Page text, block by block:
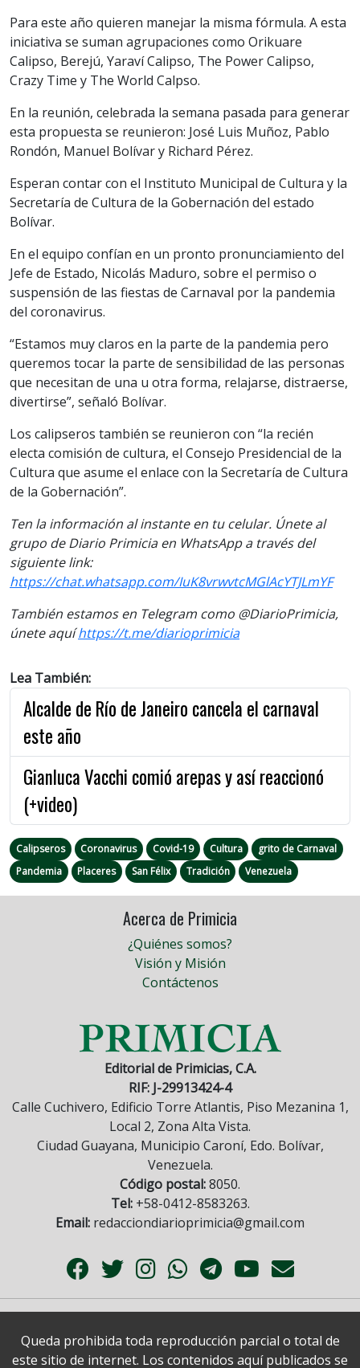
Para este año quieren manejar la misma fórmula. A esta
iniciativa se suman agrupaciones como Orikuare
Calipso, Berejú, Yaraví Calipso, The Power Calipso,
Crazy Time y The World Calpso.
En la reunión, celebrada la semana pasada para generar
esta propuesta se reunieron: José Luis Muñoz, Pablo
Rondón, Manuel Bolívar y Richard Pérez.
Esperan contar con el Instituto Municipal de Cultura y la
Secretaría de Cultura de la Gobernación del estado
Bolívar.
En el equipo confían en un pronto pronunciamiento del
Jefe de Estado, Nicolás Maduro, sobre el permiso o
suspensión de las fiestas de Carnaval por la pandemia
del coronavirus.
“Estamos muy claros en la parte de la pandemia pero
queremos tocar la parte de sensibilidad de las personas
que necesitan de una u otra forma, relajarse, distraerse,
divertirse”, señaló Bolívar.
Los calipseros también se reunieron con “la recién
electa comisión de cultura, el Consejo Presidencial de la
Cultura que asume el enlace con la Secretaría de Cultura
de la Gobernación”.
Ten la información al instante en tu celular. Únete al
grupo de Diario Primicia en WhatsApp a través del
siguiente link:
https://chat.whatsapp.com/IuK8vrwvtcMGlAcYTJLmYF
También estamos en Telegram como @DiarioPrimicia,
únete aquíhttps://t.me/diarioprimicia
Lea También:
Alcalde de Río de Janeiro cancela el carnaval
este año
Gianluca Vacchi comió arepas y así reaccionó
(+video)
Calipseros Coronavirus Covid-19 Cultura
grito de Carnaval
Pandemia
Placeres San Félix Tradición Venezuela
Acerca de Primicia
¿Quiénes somos?
Visión y Misión
Contáctenos
Editorial de Primicias, C.A.
RIF: J-29913424-4
Calle Cuchivero, Edificio Torre Atlantis, Piso Mezanina 1,
Local 2, Zona Alta Vista.
Ciudad Guayana, Municipio Caroní, Edo. Bolívar,
Venezuela.
Código postal:8050.
Tel:+58-0412-8583263.
Email: redacciondiarioprimicia@gmail.com
Queda prohibida toda reproducción parcial o total de
este sitio de internet. Los contenidos aquí publicados se